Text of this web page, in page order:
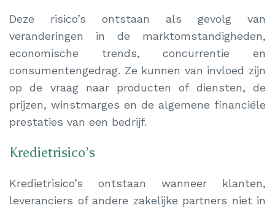
Deze risico’s ontstaan als gevolg van
veranderingen in de marktomstandigheden,
economische trends, concurrentie en
consumentengedrag. Ze kunnen van invloed zijn
op de vraag naar producten of diensten, de
prijzen, winstmarges en de algemene financiële
prestaties van een bedrijf.
Kredietrisico’s
Kredietrisico’s ontstaan wanneer klanten,
leveranciers of andere zakelijke partners niet in